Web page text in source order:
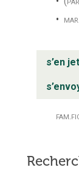
mar.
s’en
fam.